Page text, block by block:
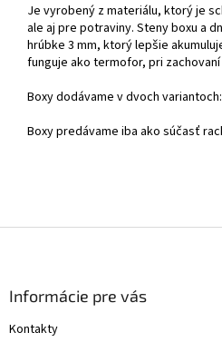
Je vyrobený z materiálu, ktorý je
ale aj pre potraviny. Steny boxu a
hrúbke 3 mm, ktorý lepšie
funguje ako termofor, pri
Boxy dodávame v dvoch
Boxy predávame iba ako súčasť
Informácie pre vás
Kontakty